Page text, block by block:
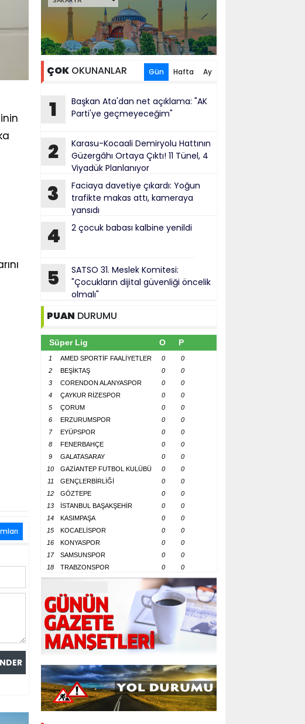
ÇOKOKUNANLAR Gün Hafta Ay
1
Başkan Ata'dan net açıklama: "AK
Parti'ye geçmeyeceğim"
2
Karasu-Kocaali Demiryolu Hattının
Güzergâhı Ortaya Çıktı! 11 Tünel, 4
Viyadük Planlanıyor
3
Faciaya davetiye çıkardı: Yoğun
trafikte makas attı, kameraya
yansıdı
4 2 çocuk babası kalbine yenildi
5
SATSO 31. Meslek Komitesi:
"Çocukların dijital güvenliği öncelik
olmalı"
PUAN DURUMU
Süper Lig O P
1 AMED SPORTİF FAALİYETLER 0
0
2
BEŞİKTAŞ 0
0
3
CORENDON ALANYASPOR 0
0
4
ÇAYKUR RİZESPOR 0
0
5
ÇORUM 0
0
6
ERZURUMSPOR 0
0
7
EYÜPSPOR 0
0
8
FENERBAHÇE 0
0
9
GALATASARAY 0
0
10
GAZİANTEP FUTBOL KULÜBÜ 0
0
11
GENÇLERBİRLİĞİ 0
0
12
GÖZTEPE 0
0
13
İSTANBUL BAŞAKŞEHİR 0
0
14
KASIMPAŞA 0
0
15
KOCAELİSPOR 0
0
16
KONYASPOR 0
0
17
SAMSUNSPOR 0
0
18
TRABZONSPOR 0 0